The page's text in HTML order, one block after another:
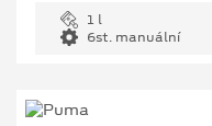
1 l
6st. manuální